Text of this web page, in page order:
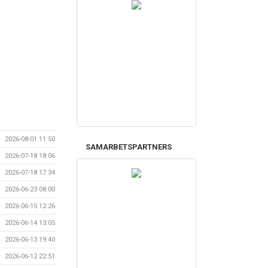
2026-08-01 11:50
2026-07-18 18:06
2026-07-18 17:34
2026-06-23 08:00
2026-06-15 12:26
2026-06-14 13:05
2026-06-13 19:40
2026-06-12 22:51
SAMARBETSPARTNERS